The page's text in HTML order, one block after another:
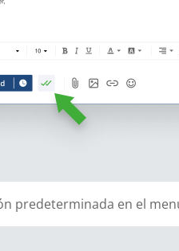
predeterminada en el